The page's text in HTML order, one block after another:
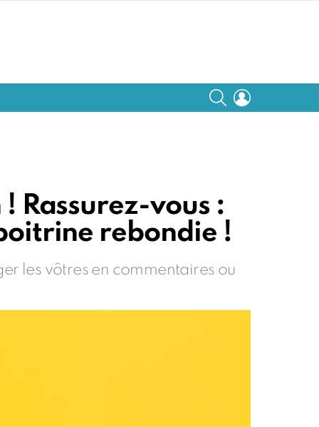
SEARCH
Rassurez-vous :
rebondie !
les vôtres en commentaires ou